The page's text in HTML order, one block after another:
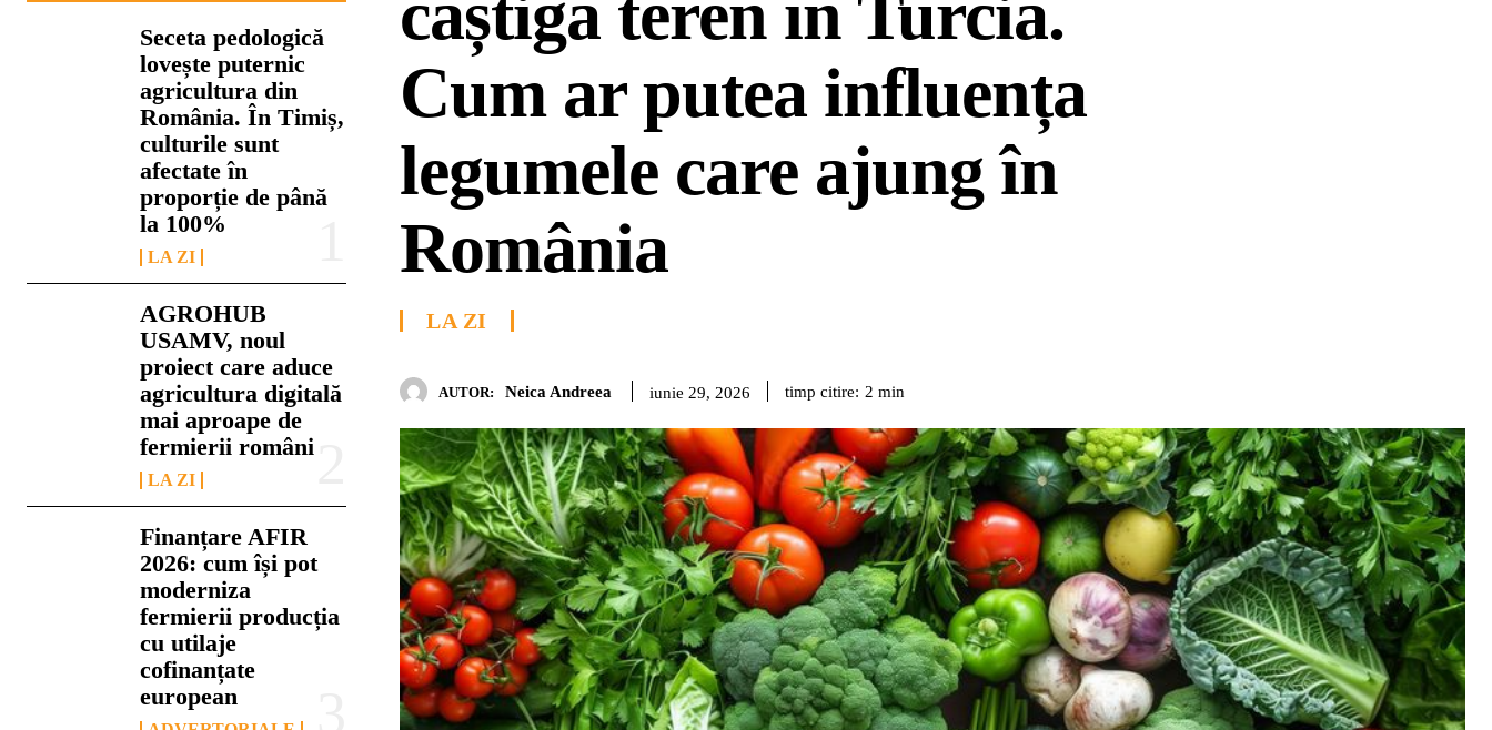
Seceta pedologică
lovește puternic
agricultura din
România. În Timiș,
culturile sunt
afectate în
proporție de până
la 100%
LA ZI
AGROHUB
USAMV, noul
proiect care aduce
agricultura digitală
mai aproape de
fermierii români
LA ZI
Finanțare AFIR
2026: cum își pot
moderniza
fermierii producția
cu utilaje
cofinanțate
european
Cum ar putea influența
legumele care ajung în
România
LA ZI
AUTOR: Neica Andreea iunie 29, 2026 timp citire: 2 min